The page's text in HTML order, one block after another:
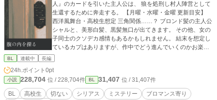
人』のカードを引いた主人公は、 狼を処刑し村人陣営として
生還するために奔走する。 【月曜・水曜・金曜 更新目安】
西洋風舞台・高校生想定 三角関係……？ ブロンド髪の主人公
シャルと、美形白髪、黒髪無口が出てきます。 その他、女の
子同士のクソデカ感情もあるかもしれません。 結末を想定し
ているカプはありますが、作中でどう進んでいくのかお楽し
みいただければ幸いです。
BL 連載中 長編
24h.ポイント 0pt
小説 228,704 位 / 228,704件 BL 31,407 位 / 31,407件
BL 高校生 切ない シリアス ミステリー ブロマンス寄り